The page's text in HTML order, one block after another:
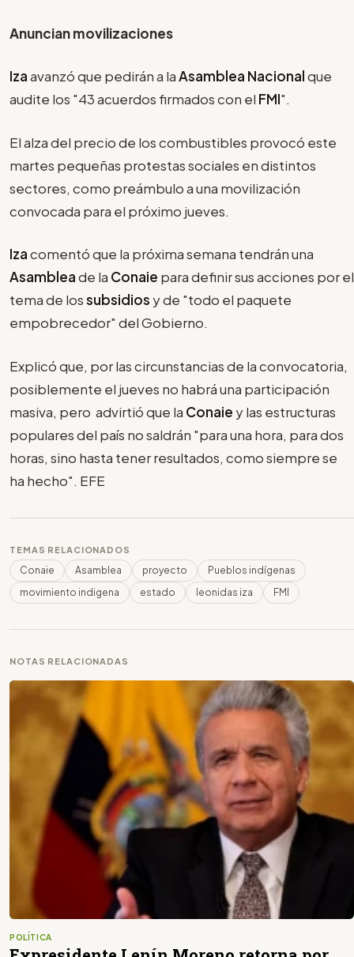
Anuncian movilizaciones
Izaavanzó que pedirán a laAsamblea Nacionalque
audite los "43 acuerdos firmados con el FMI".
El alza del precio de los combustibles provocó este
martes pequeñas protestas sociales en distintos
sectores, como preámbulo a una movilización
convocada para el próximo jueves.
Izacomentó que la próxima semana tendrán una
Asambleade la Conaie para definir sus acciones por el
tema de lossubsidios y de "todo el paquete
empobrecedor" del Gobierno.
Explicó que, por las circunstancias de la convocatoria,
posiblemente el jueves no habrá una participación
masiva, pero advirtió que la Conaie y las estructuras
populares del país no saldrán "para una hora, para dos
horas, sino hasta tener resultados, como siempre se
ha hecho". EFE
TEMAS RELACIONADOS
Conaie Asamblea proyecto
Pueblos indígenas
movimiento indigena
estado leonidas iza FMI
NOTAS RELACIONADAS
POLÍTICA